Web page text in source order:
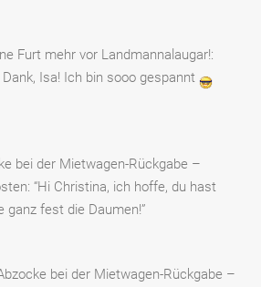
Furt mehr vor Landmannalaugar!:
Isa! Ich bin sooo gespannt
bei der Mietwagen-Rückgabe –
: “Hi Christina, ich hoffe, du hast
ganz fest die Daumen!”
bei der Mietwagen-Rückgabe –